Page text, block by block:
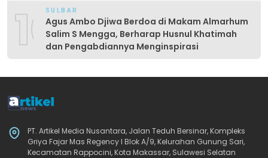
10SULBAR
Agus Ambo Djiwa Berdoa di Makam Almarhum
Salim S Mengga, Berharap Husnul Khatimah
dan Pengabdiannya Menginspirasi
PT. Artikel Media Nusantara, Jalan Teduh Bersinar, Kompleks
Griya Fajar Mas Regency I Blok A/9, Kelurahan Gunung Sari,
Kecamatan Rappocini, Kota Makassar, Sulawesi Selatan